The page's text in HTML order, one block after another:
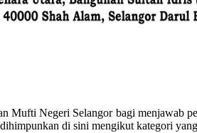
Mufti Negeri Selangor bagi menjawab
di sini mengikut kategori